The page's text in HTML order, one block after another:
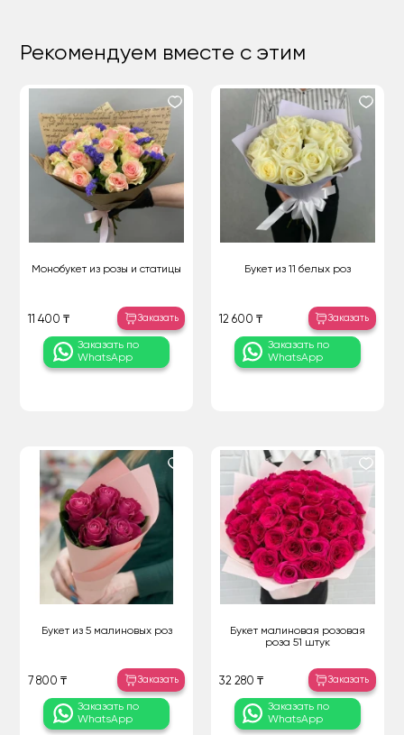
Рекомендуем вместе с этим
Монобукет из розы и статицы
11 400 ₸ Заказать
Заказать по
WhatsApp
Букет из 11 белых роз
12 600 ₸ Заказать
Заказать по
WhatsApp
Букет из 5 малиновых роз
7 800 ₸ Заказать
Заказать по
WhatsApp
Букет малиновая розовая
роза 51 штук
32 280 ₸ Заказать
Заказать по
WhatsApp